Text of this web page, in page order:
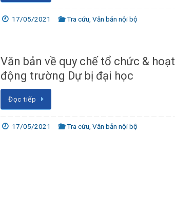
17/05/2021 Tra cứu ,Văn bản nội bộ
Văn bản về quy chế tổ chức & hoạt
động trường Dự bị đại học
Đọc tiếp
17/05/2021 Tra cứu ,Văn bản nội bộ